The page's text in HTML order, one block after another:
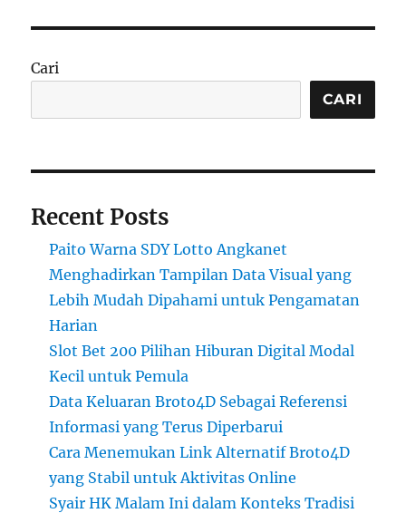
Cari
CARI
Recent Posts
Paito Warna SDY Lotto Angkanet
Menghadirkan Tampilan Data Visual yang
Lebih Mudah Dipahami untuk Pengamatan
Harian
Slot Bet 200 Pilihan Hiburan Digital Modal
Kecil untuk Pemula
Data Keluaran Broto4D Sebagai Referensi
Informasi yang Terus Diperbarui
Cara Menemukan Link Alternatif Broto4D
yang Stabil untuk Aktivitas Online
Syair HK Malam Ini dalam Konteks Tradisi